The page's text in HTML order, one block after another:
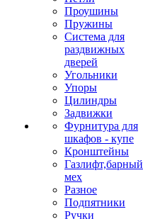
Проушины
Пружины
Система для
раздвижных
дверей
Угольники
Упоры
Цилиндры
Задвижки
Фурнитура для
шкафов - купе
Кронштейны
Газлифт,барный
мех
Разное
Подпятники
Ручки